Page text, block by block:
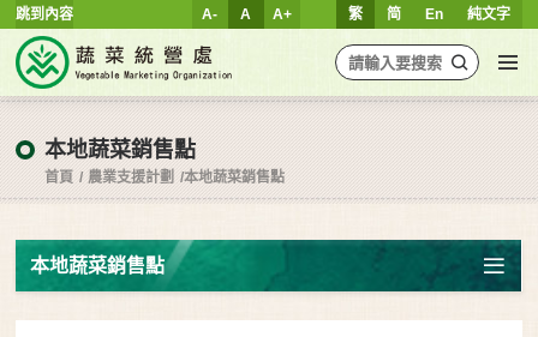
跳到內容 繁 简 En 純文字
A- A A+
本地蔬菜銷售點
首頁 農業支援計劃 本地蔬菜銷售點
本地蔬菜銷售點